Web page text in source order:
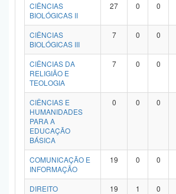
CIÊNCIAS
BIOLÓGICAS II
27 0 0
CIÊNCIAS
BIOLÓGICAS III
7 0 0
CIÊNCIAS DA
RELIGIÃO E
TEOLOGIA
7 0 0
CIÊNCIAS E
HUMANIDADES
PARA A
EDUCAÇÃO
BÁSICA
0 0 0
COMUNICAÇÃO E
INFORMAÇÃO
19 0 0
DIREITO 19 1 0